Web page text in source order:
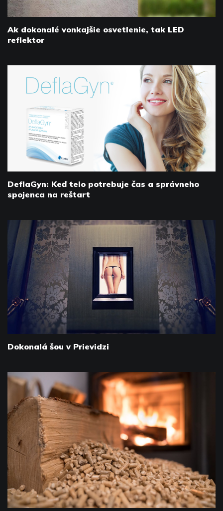
Ak dokonalé vonkajšie osvetlenie, tak LED
reflektor
DeflaGyn: Keď telo potrebuje čas a správneho
spojenca na reštart
Dokonalá šou v Prievidzi